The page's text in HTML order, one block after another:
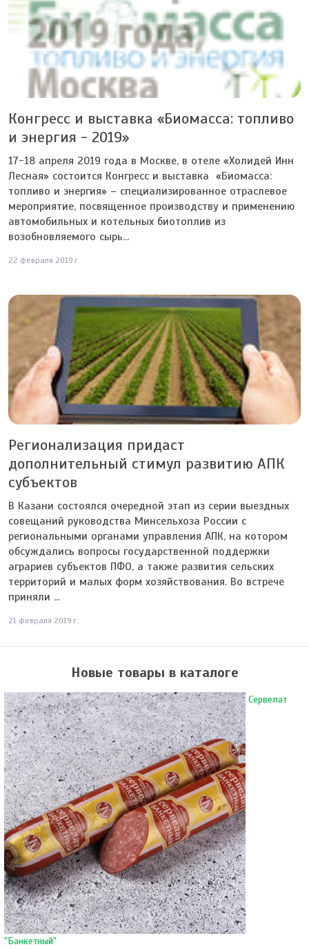
Конгресс и выставка «Биомасса: топливо
и энергия - 2019»
17-18 апреля 2019 года в Москве, в отеле «Холидей Инн
Лесная» состоится Конгресс и выставка «Биомасса:
топливо и энергия» – специализированное отраслевое
мероприятие, посвященное производству и применению
автомобильных и котельных биотоплив из
возобновляемого сырь...
22 февраля 2019 г.
Регионализация придаст
дополнительный стимул развитию АПК
субъектов
В Казани состоялся очередной этап из серии выездных
совещаний руководства Минсельхоза России с
региональными органами управления АПК, на котором
обсуждались вопросы государственной поддержки
аграриев субъектов ПФО, а также развития сельских
территорий и малых форм хозяйствования. Во встрече
приняли ...
21 февраля 2019 г.
Новые товары в каталоге
Сервелат
"Банкетный"